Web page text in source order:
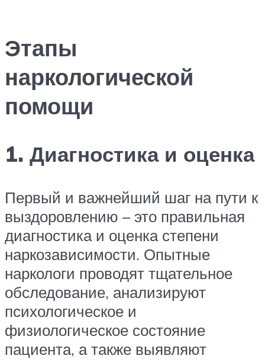
Этапы
наркологической
помощи
1. Диагностика и оценка
Первый и важнейший шаг на пути к
выздоровлению – это правильная
диагностика и оценка степени
наркозависимости. Опытные
наркологи проводят тщательное
обследование, анализируют
психологическое и
физиологическое состояние
пациента, а также выявляют